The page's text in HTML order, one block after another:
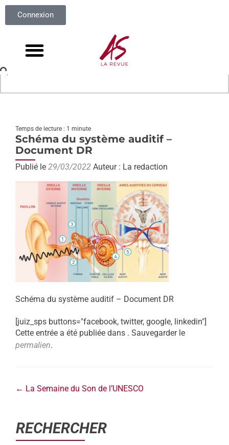
Connexion
Temps de lecture : 1 minute
Schéma du système auditif –
Document DR
Publié le 29/03/2022 Auteur : La redaction
Schéma du système auditif – Document DR
[juiz_sps buttons="facebook, twitter, google, linkedin"]
Cette entrée a été publiée dans . Sauvegarder le
permalien.
← La Semaine du Son de l’UNESCO
RECHERCHER